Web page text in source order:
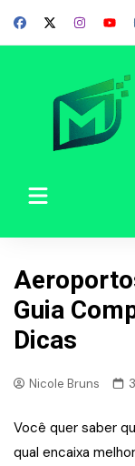
Guia
Dicas
Nicole Bruns
Você quer saber
qual encaixa